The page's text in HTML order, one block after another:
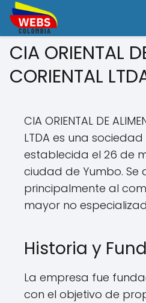
CIA ORIENTAL
CORIENTAL
CIA ORIENTAL DE
LTDA es una
establecida el 26 de
ciudad de Yumbo. Se
principalmente al
mayor no
Historia y
La empresa fue
con el objetivo de